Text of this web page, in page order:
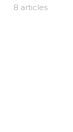
8 articles